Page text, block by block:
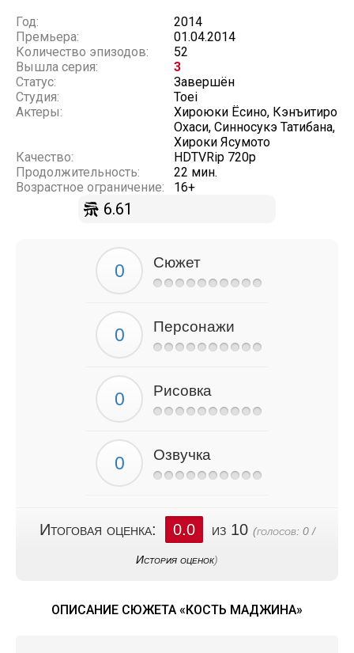
Год:
2014
Премьера:
01.04.2014
Количество эпизодов:
52
Вышла серия:
3
Статус:
Завершён
Студия:
Toei
Актеры:
Хироюки Ёсино, Кэнъитиро
Охаси, Синносукэ Татибана,
Хироки Ясумото
Качество:
HDTVRip 720p
Продолжительность:
22 мин.
Возрастное ограничение:
16+
6.61
Сюжет
Персонажи
Рисовка
Озвучка
Итоговая оценка: 0.0 из 10 (голосов: 0/
История оценок)
ОПИСАНИЕ СЮЖЕТА «КОСТЬ МАДЖИНА»